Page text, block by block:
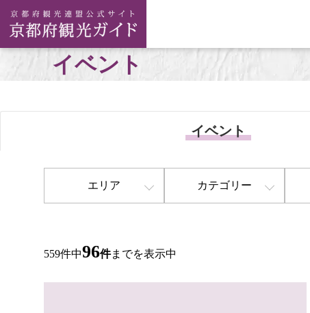
イベント
イベント
エリア カテゴリー
559件中96件までを表示中